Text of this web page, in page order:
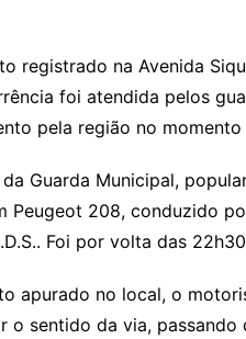
registrado na Avenida
foi atendida pelos
pela região no
Guarda Municipal,
Peugeot 208, conduzido
Foi por volta das
apurado no local, o
o sentido da via,